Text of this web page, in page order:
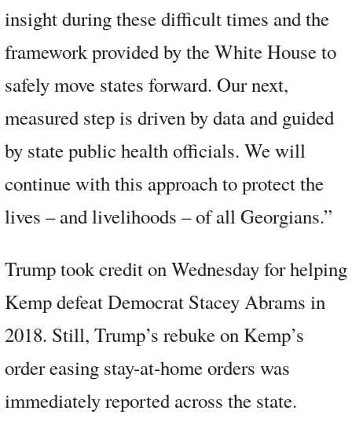
insight during these difficult times and the
framework provided by the White House to
safely move states forward. Our next,
measured step is driven by data and guided
by state public health officials. We will
continue with this approach to protect the
lives – and livelihoods – of all Georgians.”
Trump took credit on Wednesday for helping
Kemp defeat Democrat Stacey Abrams in
2018. Still, Trump’s rebuke on Kemp’s
order easing stay-at-home orders was
immediately reported across the state.